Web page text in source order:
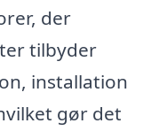
der
tilbyder
installation
gør det